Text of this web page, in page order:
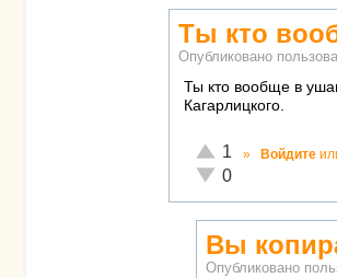
Ты кто
Опубликовано
Ты кто вообще в
Кагарлицкого.
Отлично!
1
Неадекватно!
0
» Войдите
Вы
Опубликовано